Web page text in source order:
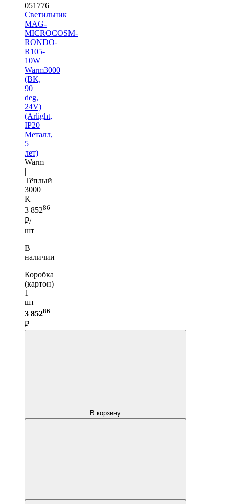
051776
Светильник
MAG-
MICROCOSM-
RONDO-
R105-
10W
Warm3000
(BK,
90
deg,
24V)
(Arlight,
IP20
Металл,
5
лет)
Warm
|
Тёплый
3000
K
3 85286
₽/
шт
В
наличии
Коробка
(картон)
1
шт —
3 85286
₽
В корзину